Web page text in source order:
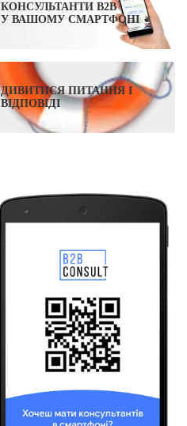
КОНСУЛЬТАНТИ B2B
У ВАШОМУ СМАРТФОНІ
ДИВИТИСЯ ПИТАННЯ І
ВІДПОВІДІ